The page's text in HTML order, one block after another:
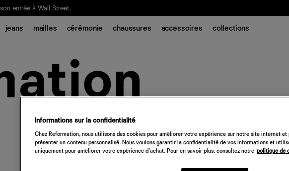
entrée à Wall Street.
jeans mailles cérémonie chaussures accessoires collections
Informations sur la confidentialité
Chez Reformation, nous utilisons des cookies pour améliorer votre expérience sur notre site internet et
présenter un contenu personnalisé. Nous voulons garantir la confidentialité de vos informations et
uniquement pour améliorer votre expérience d'achat. Pour en savoir plus, consultez notre politique de